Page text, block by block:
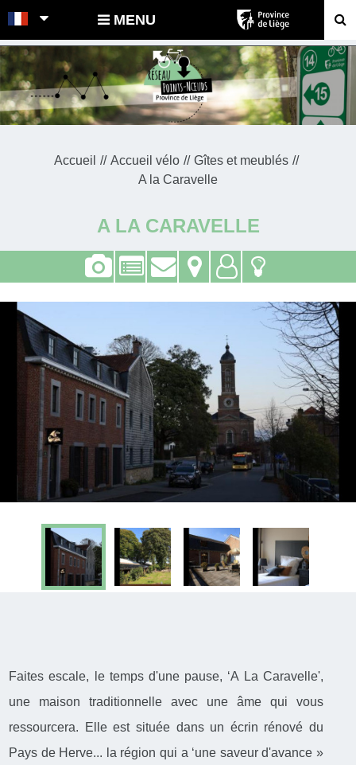
POINTS-NOEUDS MENU
Accueil Accueil vélo
Gîtes et meublés
A la Caravelle
A LA CARAVELLE
Faites escale, le temps d'une pause, ‘A La Caravelle',
une maison traditionnelle avec une âme qui vous
ressourcera. Elle est située dans un écrin rénové du
Pays de Herve... la région qui a ‘une saveur d'avance »